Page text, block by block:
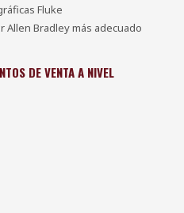
Fluke
Allen Bradley más adecuado
DE VENTA A NIVEL